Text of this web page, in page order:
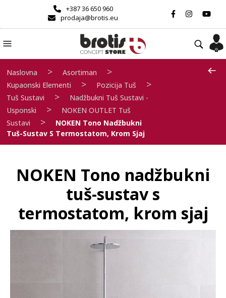
+387 36 650 960
prodaja@brotis.eu
Naslovna > Asortiman >
Kupaonski Elementi > Pozicija Tuš >
Tuš Sustavi >
Nadžbukni Tuš Sustavi -
Usponski
>
NOKEN OUTLET Tuš
Sustavi
>
NOKEN Tono Nadžbukni
Tuš-Sustav S Termostatom, Krom Sjaj
NOKEN Tono nadžbukni
tuš-sustav s
termostatom, krom sjaj